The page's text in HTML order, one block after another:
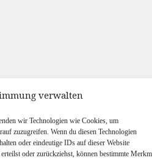
verwalten
wir Technologien wie Cookies, um
zuzugreifen. Wenn du diesen Technologien
oder eindeutige IDs auf dieser Website
oder zurückziehst, können bestimmte